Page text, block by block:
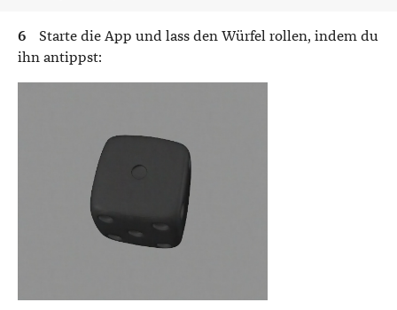
Starte die App und lass den Würfel rollen, indem du
ihn antippst: